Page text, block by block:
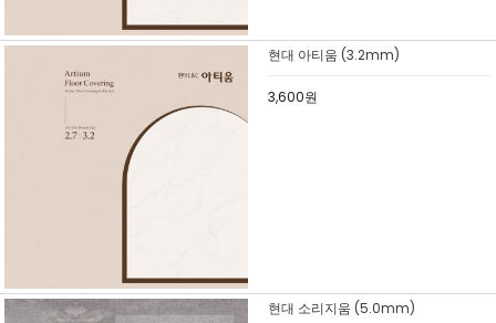
현대 아티움 (3.2mm)
3,600원
현대 소리지움 (5.0mm)